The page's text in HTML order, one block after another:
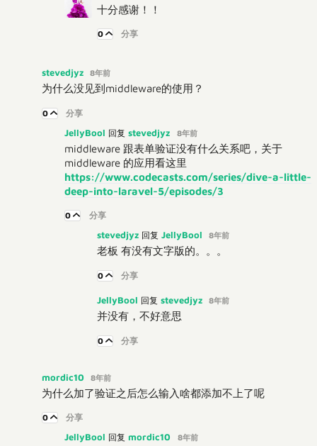
十分感谢！！
0 分享
stevedjyz 8年前
为什么没见到middleware的使用？
0 分享
JellyBool 回复 stevedjyz 8年前
middleware 跟表单验证没有什么关系吧，关于
middleware 的应用看这里
https://www.codecasts.com/series/dive-a-little-
deep-into-laravel-5/episodes/3
0 分享
stevedjyz 回复 JellyBool 8年前
老板 有没有文字版的。。。
0 分享
JellyBool 回复 stevedjyz 8年前
并没有，不好意思
0 分享
mordic10 8年前
为什么加了验证之后怎么输入啥都添加不上了呢
0 分享
JellyBool 回复 mordic10 8年前